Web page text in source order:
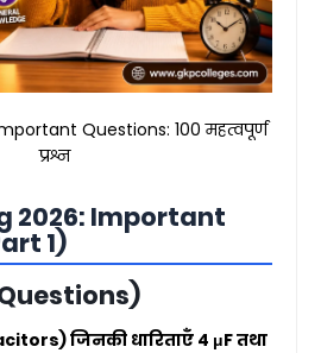
Questions: 100 महत्वपूर्ण
प्रश्न
2026: Important
1)
Questions)
जिनकी धारिताएँ 4 μF तथा